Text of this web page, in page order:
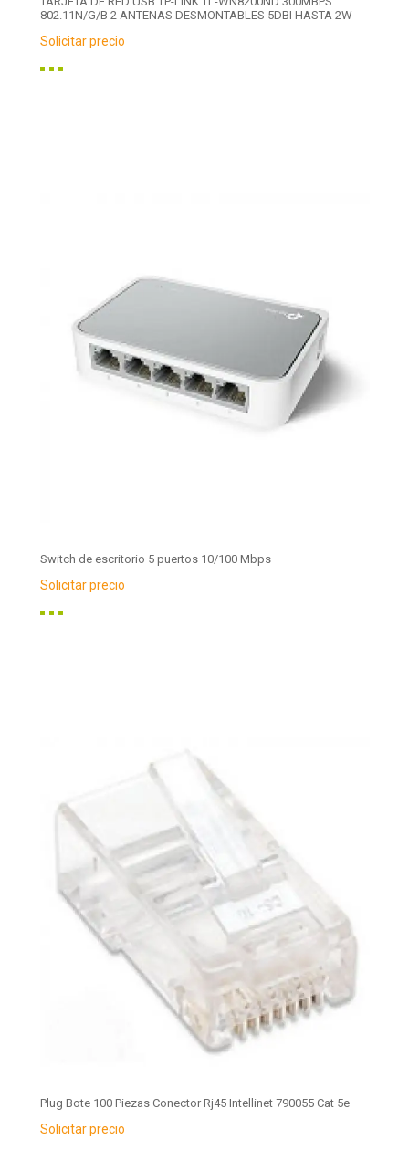
802.11N/G/B 2 ANTENAS DESMONTABLES 5DBI HASTA 2W
Solicitar precio
Switch de escritorio 5 puertos 10/100 Mbps
Solicitar precio
Plug Bote 100 Piezas Conector Rj45 Intellinet 790055 Cat 5e
Solicitar precio